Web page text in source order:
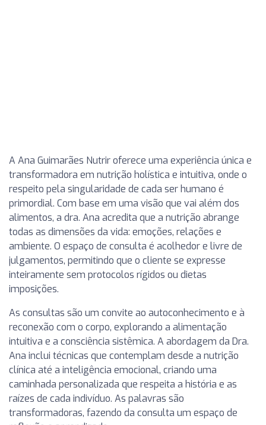
A Ana Guimarães Nutrir oferece uma experiência única e
transformadora em nutrição holística e intuitiva, onde o
respeito pela singularidade de cada ser humano é
primordial. Com base em uma visão que vai além dos
alimentos, a dra. Ana acredita que a nutrição abrange
todas as dimensões da vida: emoções, relações e
ambiente. O espaço de consulta é acolhedor e livre de
julgamentos, permitindo que o cliente se expresse
inteiramente sem protocolos rígidos ou dietas
imposições.
As consultas são um convite ao autoconhecimento e à
reconexão com o corpo, explorando a alimentação
intuitiva e a consciência sistêmica. A abordagem da Dra.
Ana inclui técnicas que contemplam desde a nutrição
clínica até a inteligência emocional, criando uma
caminhada personalizada que respeita a história e as
raízes de cada indivíduo. As palavras são
transformadoras, fazendo da consulta um espaço de